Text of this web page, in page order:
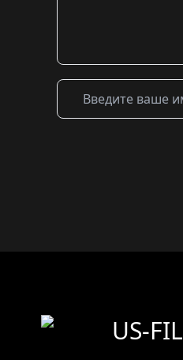
US-